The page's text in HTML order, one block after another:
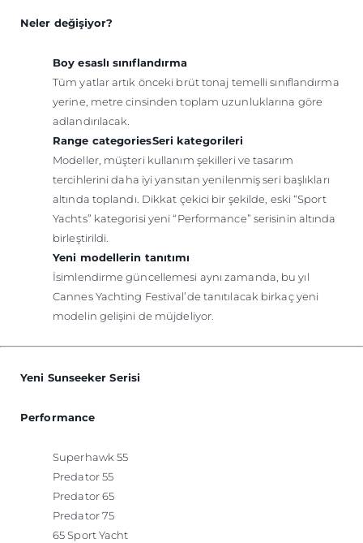
Neler değişiyor?
Boy esaslı sınıflandırma
Tüm yatlar artık önceki brüt tonaj temelli sınıflandırma
yerine, metre cinsinden toplam uzunluklarına göre
adlandırılacak.
Range categoriesSeri kategorileri
Modeller, müşteri kullanım şekilleri ve tasarım
tercihlerini daha iyi yansıtan yenilenmiş seri başlıkları
altında toplandı. Dikkat çekici bir şekilde, eski “Sport
Yachts” kategorisi yeni “Performance” serisinin altında
birleştirildi.
Yeni modellerin tanıtımı
İsimlendirme güncellemesi aynı zamanda, bu yıl
Cannes Yachting Festival’de tanıtılacak birkaç yeni
modelin gelişini de müjdeliyor.
Yeni Sunseeker Serisi
Performance
Superhawk 55
Predator 55
Predator 65
Predator 75
65 Sport Yacht